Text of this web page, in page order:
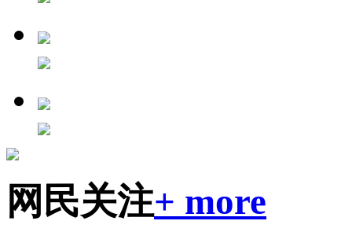
网民关注+ more